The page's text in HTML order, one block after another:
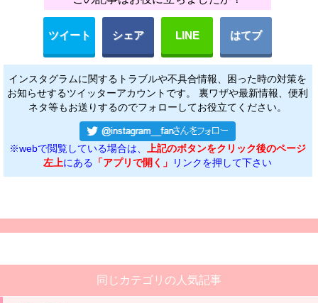
ツイート シェア LINE はてブ
インスタグラムに関するトラブルや不具合情報、困った時の対策を
お知らせするツイッターアカウントです。 裏ワザや最新情報、便利
ネタ等もお送りするのでフォローしてお役立てください。
※webで閲覧している場合は、
上記のボタンをクリック後のページ
左上にある 「アプリで開く」 リンクを押して下さい
同じカテゴリの人気記事